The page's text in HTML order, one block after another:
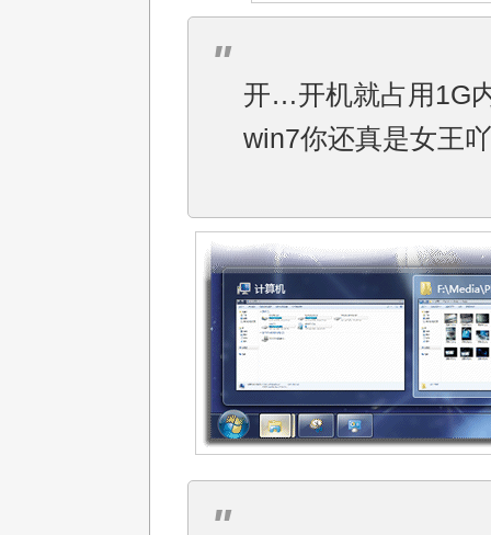
开…开机就占用1G
win7你还真是女王